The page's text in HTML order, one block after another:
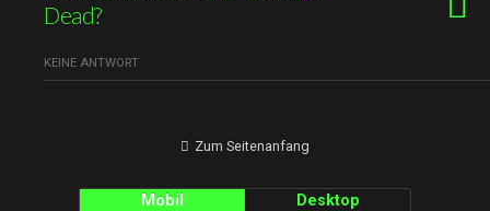
Dead?
KEINE ANTWORT
Zum Seitenanfang
Mobil Desktop